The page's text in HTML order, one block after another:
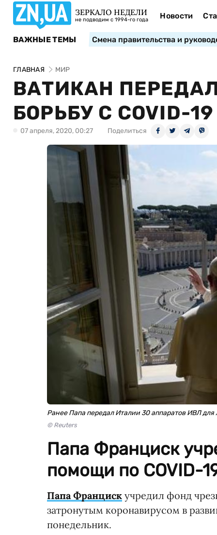
ЗЕРКАЛО НЕДЕЛИ
не подводим с 1994-го года Новости
ВАЖНЫЕ ТЕМЫ Смена правительства и
ГЛАВНАЯ МИР
ВАТИКАН
БОРЬБУ С COVID-
07 апреля, 2020, 00:27 Поделиться
Ранее Папа передал Италии 30 аппаратов ИВЛ
© Reuters
Папа Франциск
помощи по COVID-
Папа Франциск учредил фонд
затронутым коронавирусом в
понедельник.